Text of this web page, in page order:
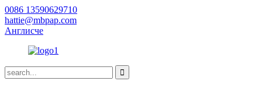
0086 13590629710
hattie@mbpap.com
Англисче